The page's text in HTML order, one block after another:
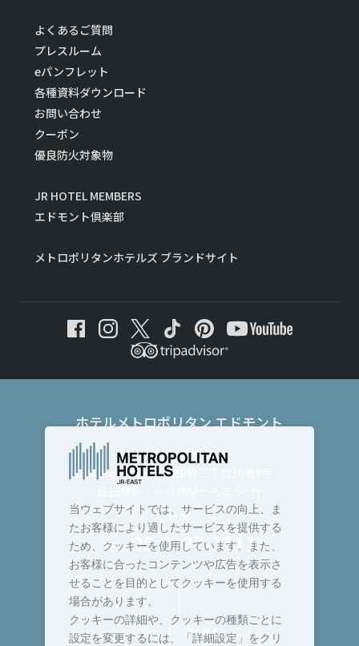
よくあるご質問
プレスルーム
eパンフレット
各種資料ダウンロード
お問い合わせ
クーポン
優良防火対象物
JR HOTEL MEMBERS
エドモント倶楽部
メトロポリタンホテルズ ブランドサイト
ホテルメトロポリタン エドモント
〒102-8130
東京都千代田区飯田橋三丁目10番8号
＜ 代表 ＞
TEL :03-3237-1111
ページトップへ戻る
当ウェブサイトでは、サービスの向上、ま
たお客様により適したサービスを提供する
ため、クッキーを使用しています。また、
お客様に合ったコンテンツや広告を表示さ
せることを目的としてクッキーを使用する
場合があります。
クッキーの詳細や、クッキーの種類ごとに
設定を変更するには、「詳細設定」をクリ